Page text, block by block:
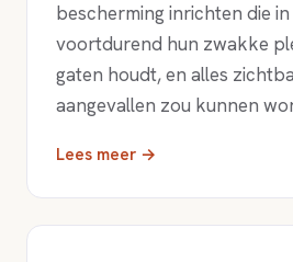
bescherming inrichten die
voortdurend hun zwakke
gaten houdt, en alles
aangevallen zou kunnen
Lees meer →